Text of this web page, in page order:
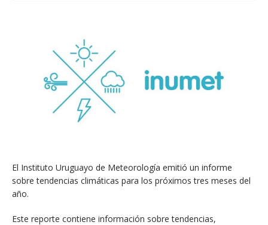
El Instituto Uruguayo de Meteorología emitió un informe
sobre tendencias climáticas para los próximos tres meses del
año.
Este reporte contiene información sobre tendencias,